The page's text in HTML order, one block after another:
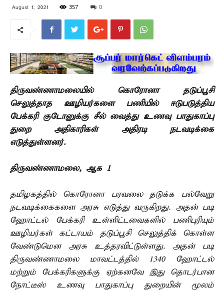
August 1, 2021 357 0
திருவண்ணாமலையில் கொரோனா தடுப்பூசி
செலுத்தாத ஊழியர்களை பணியில் ஈடுபடுத்திய
பேக்கரி குடோனுக்கு சீல் வைத்து உணவு பாதுகாப்பு
துறை அதிகாரிகள் அதிரடி நடவடிக்கை
எடுத்துள்ளனர்.
திருவண்ணாமலை, ஆக 1 –
தமிழகத்தில் கொரோனா பரவலை தடுக்க பல்வேறு
நடவடிக்கைகளை அரசு எடுத்து வருகிறது. அதன் படி
ஹோட்டல் பேக்கரி உள்ளிட்டவைகளில் பணிபுரியும்
ஊழியர்கள் கட்டாயம் தடுப்பூசி செலுத்திக் கொள்ள
வேண்டுமென அரசு உத்தரவிட்டுள்ளது. அதன் படி
திருவண்ணாமலை மாவட்டத்தில் 1340 ஹோட்டல்
மற்றும் பேக்கரிகளுக்கு ஏற்கனவே இது தொடர்பான
நோட்டீஸ் உணவு பாதுகாப்பு துறையின் மூலம்